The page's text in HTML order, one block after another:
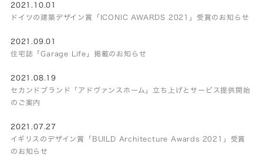
2021.10.01
ドイツの建築デザイン賞「ICONIC AWARDS 2021」受賞のお知らせ
2021.09.01
住宅誌「Garage Life」掲載のお知らせ
2021.08.19
セカンドブランド「アドヴァンスホーム」立ち上げとサービス提供開始
のご案内
2021.07.27
イギリスのデザイン賞「BUILD Architecture Awards 2021」受賞
のお知らせ